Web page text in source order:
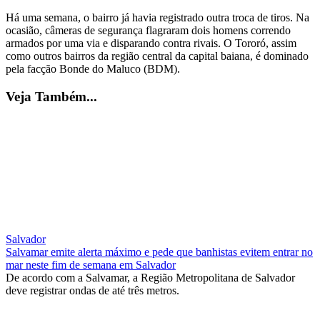
Há uma semana, o bairro já havia registrado outra troca de tiros. Na
ocasião, câmeras de segurança flagraram dois homens correndo
armados por uma via e disparando contra rivais. O Tororó, assim
como outros bairros da região central da capital baiana, é dominado
pela facção Bonde do Maluco (BDM).
Veja Também...
Salvador
Salvamar emite alerta máximo e pede que banhistas evitem entrar no
mar neste fim de semana em Salvador
De acordo com a Salvamar, a Região Metropolitana de Salvador
deve registrar ondas de até três metros.